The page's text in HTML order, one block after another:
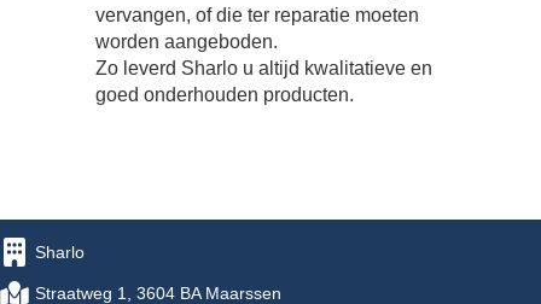
vervangen, of die ter reparatie moeten
worden aangeboden.
Zo leverd Sharlo u altijd kwalitatieve en
goed onderhouden producten.
Sharlo
Straatweg 1, 3604 BA Maarssen